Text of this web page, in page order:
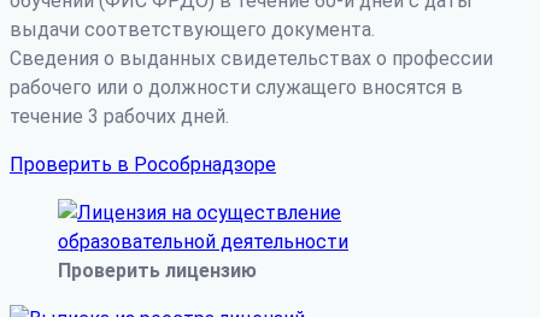
выдачи соответствующего документа.
Сведения о выданных свидетельствах о профессии
рабочего или о должности служащего вносятся в
течение 3 рабочих дней.
Проверить в Рособрнадзоре
Проверить лицензию